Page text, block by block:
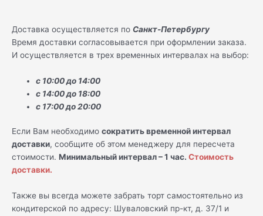
Доставка осуществляется по Санкт-Петербургу
Время доставки согласовывается при оформлении заказа.
И осуществляется в трех временных интервалах на выбор:
с 10:00 до 14:00
с 14:00 до 18:00
с 17:00 до 20:00
Если Вам необходимо сократить временной интервал
доставки, сообщите об этом менеджеру для пересчета
стоимости. Минимальный интервал – 1 час. Стоимость
доставки.
Также вы всегда можете забрать торт самостоятельно из
кондитерской по адресу: Шуваловский пр-кт, д. 37/1 и